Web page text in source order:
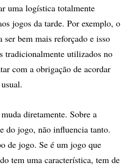
uma logística totalmente
jogos da tarde. Por exemplo, o
ser bem mais reforçado e isso
tradicionalmente utilizados no
com a obrigação de acordar
diretamente. Sobre a
do jogo, não influencia tanto.
de jogo. Se é um jogo que
tem uma característica, tem de